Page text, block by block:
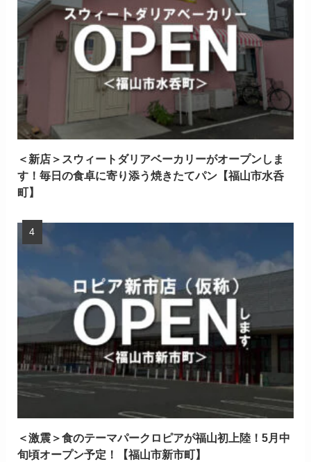
＜新店＞スウィートダリアベーカリーがオープンしま
す！毎日の食卓に寄り添う焼きたてパン【福山市水呑
町】
＜激震＞食のテーマパークロピアが福山初上陸！5月中
旬頃オープン予定！【福山市新市町】